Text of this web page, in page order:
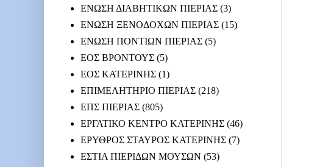
ΕΝΩΣΗ ΔΙΑΒΗΤΙΚΩΝ ΠΙΕΡΙΑΣ (3)
ΕΝΩΣΗ ΞΕΝΟΔΟΧΩΝ ΠΙΕΡΙΑΣ (15)
ΕΝΩΣΗ ΠΟΝΤΙΩΝ ΠΙΕΡΙΑΣ (5)
ΕΟΣ ΒΡΟΝΤΟΥΣ (5)
ΕΟΣ ΚΑΤΕΡΙΝΗΣ (1)
ΕΠΙΜΕΛΗΤΗΡΙΟ ΠΙΕΡΙΑΣ (218)
ΕΠΣ ΠΙΕΡΙΑΣ (805)
ΕΡΓΑΤΙΚΟ ΚΕΝΤΡΟ ΚΑΤΕΡΙΝΗΣ (46)
ΕΡΥΘΡΟΣ ΣΤΑΥΡΟΣ ΚΑΤΕΡΙΝΗΣ (7)
ΕΣΤΙΑ ΠΙΕΡΙΔΩΝ ΜΟΥΣΩΝ (53)